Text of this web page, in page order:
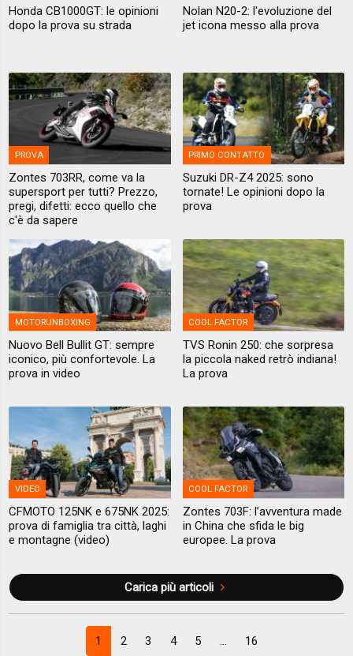
Honda CB1000GT: le opinioni
dopo la prova su strada
Nolan N20-2: l'evoluzione del
jet icona messo alla prova
PROVA
Zontes 703RR, come va la
supersport per tutti? Prezzo,
pregi, difetti: ecco quello che
c'è da sapere
PRIMO CONTATTO
Suzuki DR-Z4 2025: sono
tornate! Le opinioni dopo la
prova
MOTORUNBOXING
Nuovo Bell Bullit GT: sempre
iconico, più confortevole. La
prova in video
COOL FACTOR
TVS Ronin 250: che sorpresa
la piccola naked retrò indiana!
La prova
VIDEO
CFMOTO 125NK e 675NK 2025:
prova di famiglia tra città, laghi
e montagne (video)
COOL FACTOR
Zontes 703F: l’avventura made
in China che sfida le big
europee. La prova
Carica più articoli
1 2 3 4 5 ... 16